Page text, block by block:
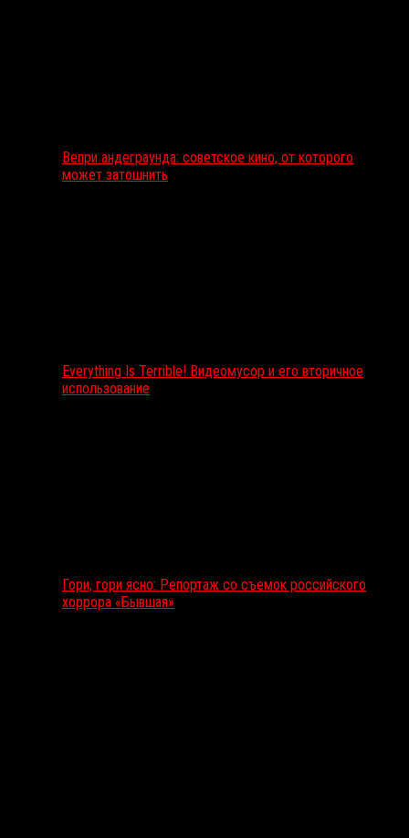
Вепри андеграунда: советское кино, от которого
может затошнить
Everything Is Terrible! Видеомусор и его вторичное
использование
Гори, гори ясно: Репортаж со съемок российского
хоррора «Бывшая»